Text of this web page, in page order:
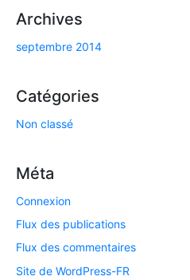
Archives
septembre 2014
Catégories
Non classé
Méta
Connexion
Flux des publications
Flux des commentaires
Site de WordPress-FR